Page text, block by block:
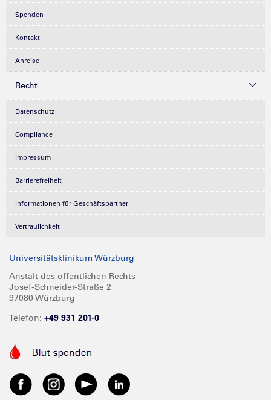
Spenden
Kontakt
Anreise
Recht
Datenschutz
Compliance
Impressum
Barrierefreiheit
Informationen für Geschäftspartner
Vertraulichkeit
Universitätsklinikum Würzburg
Anstalt des öffentlichen Rechts
Josef-Schneider-Straße 2
97080 Würzburg
Telefon: +49 931 201-0